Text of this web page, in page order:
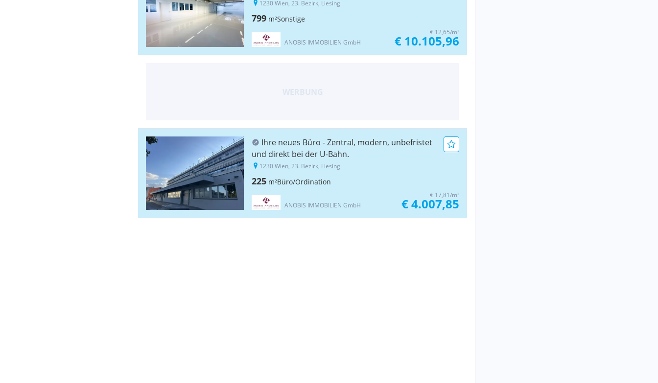
Kombination nächst U-Bahn.
1230 Wien, 23. Bezirk, Liesing
799 m²Sonstige
ANOBIS IMMOBILIEN GmbH
€ 12,65/m²
€ 10.105,96
Ihre neues Büro - Zentral, modern, unbefristet
und direkt bei der U-Bahn.
1230 Wien, 23. Bezirk, Liesing
225 m²Büro/Ordination
ANOBIS IMMOBILIEN GmbH
€ 17,81/m²
€ 4.007,85